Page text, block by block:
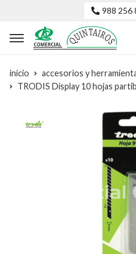
988 256
inicio accesorios y
TRODIS Display 10 hojas